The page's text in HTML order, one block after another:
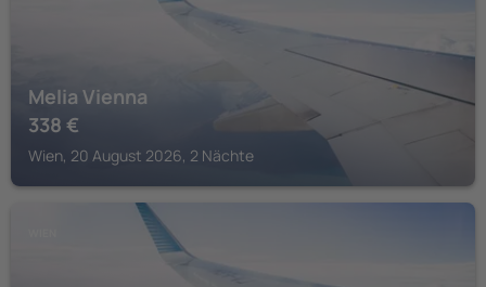
Melia Vienna
338 €
Wien, 20 August 2026, 2 Nächte